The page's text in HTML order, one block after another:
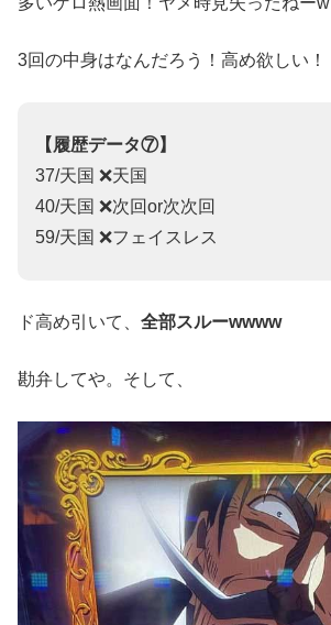
3回の中身はなんだろう！高め欲しい！
【履歴データ⑦】
37/天国 ❌天国
40/天国 ❌次回or次次回
59/天国 ❌フェイスレス
ド高め引いて、 全部スルーwwww
勘弁してや。そして、